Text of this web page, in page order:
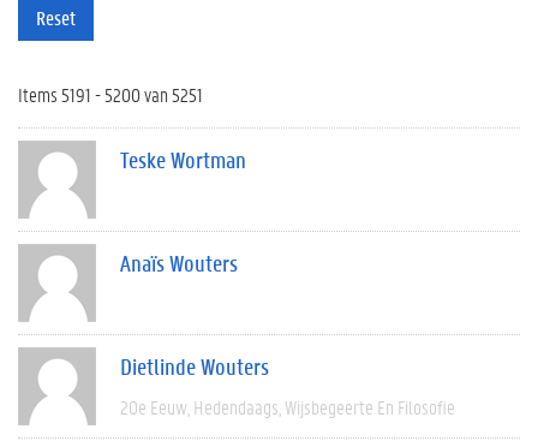
Reset
Items 5191 - 5200 van 5251
Teske Wortman
Anaïs Wouters
Dietlinde Wouters
20e Eeuw Hedendaags Wijsbegeerte En Filosofie